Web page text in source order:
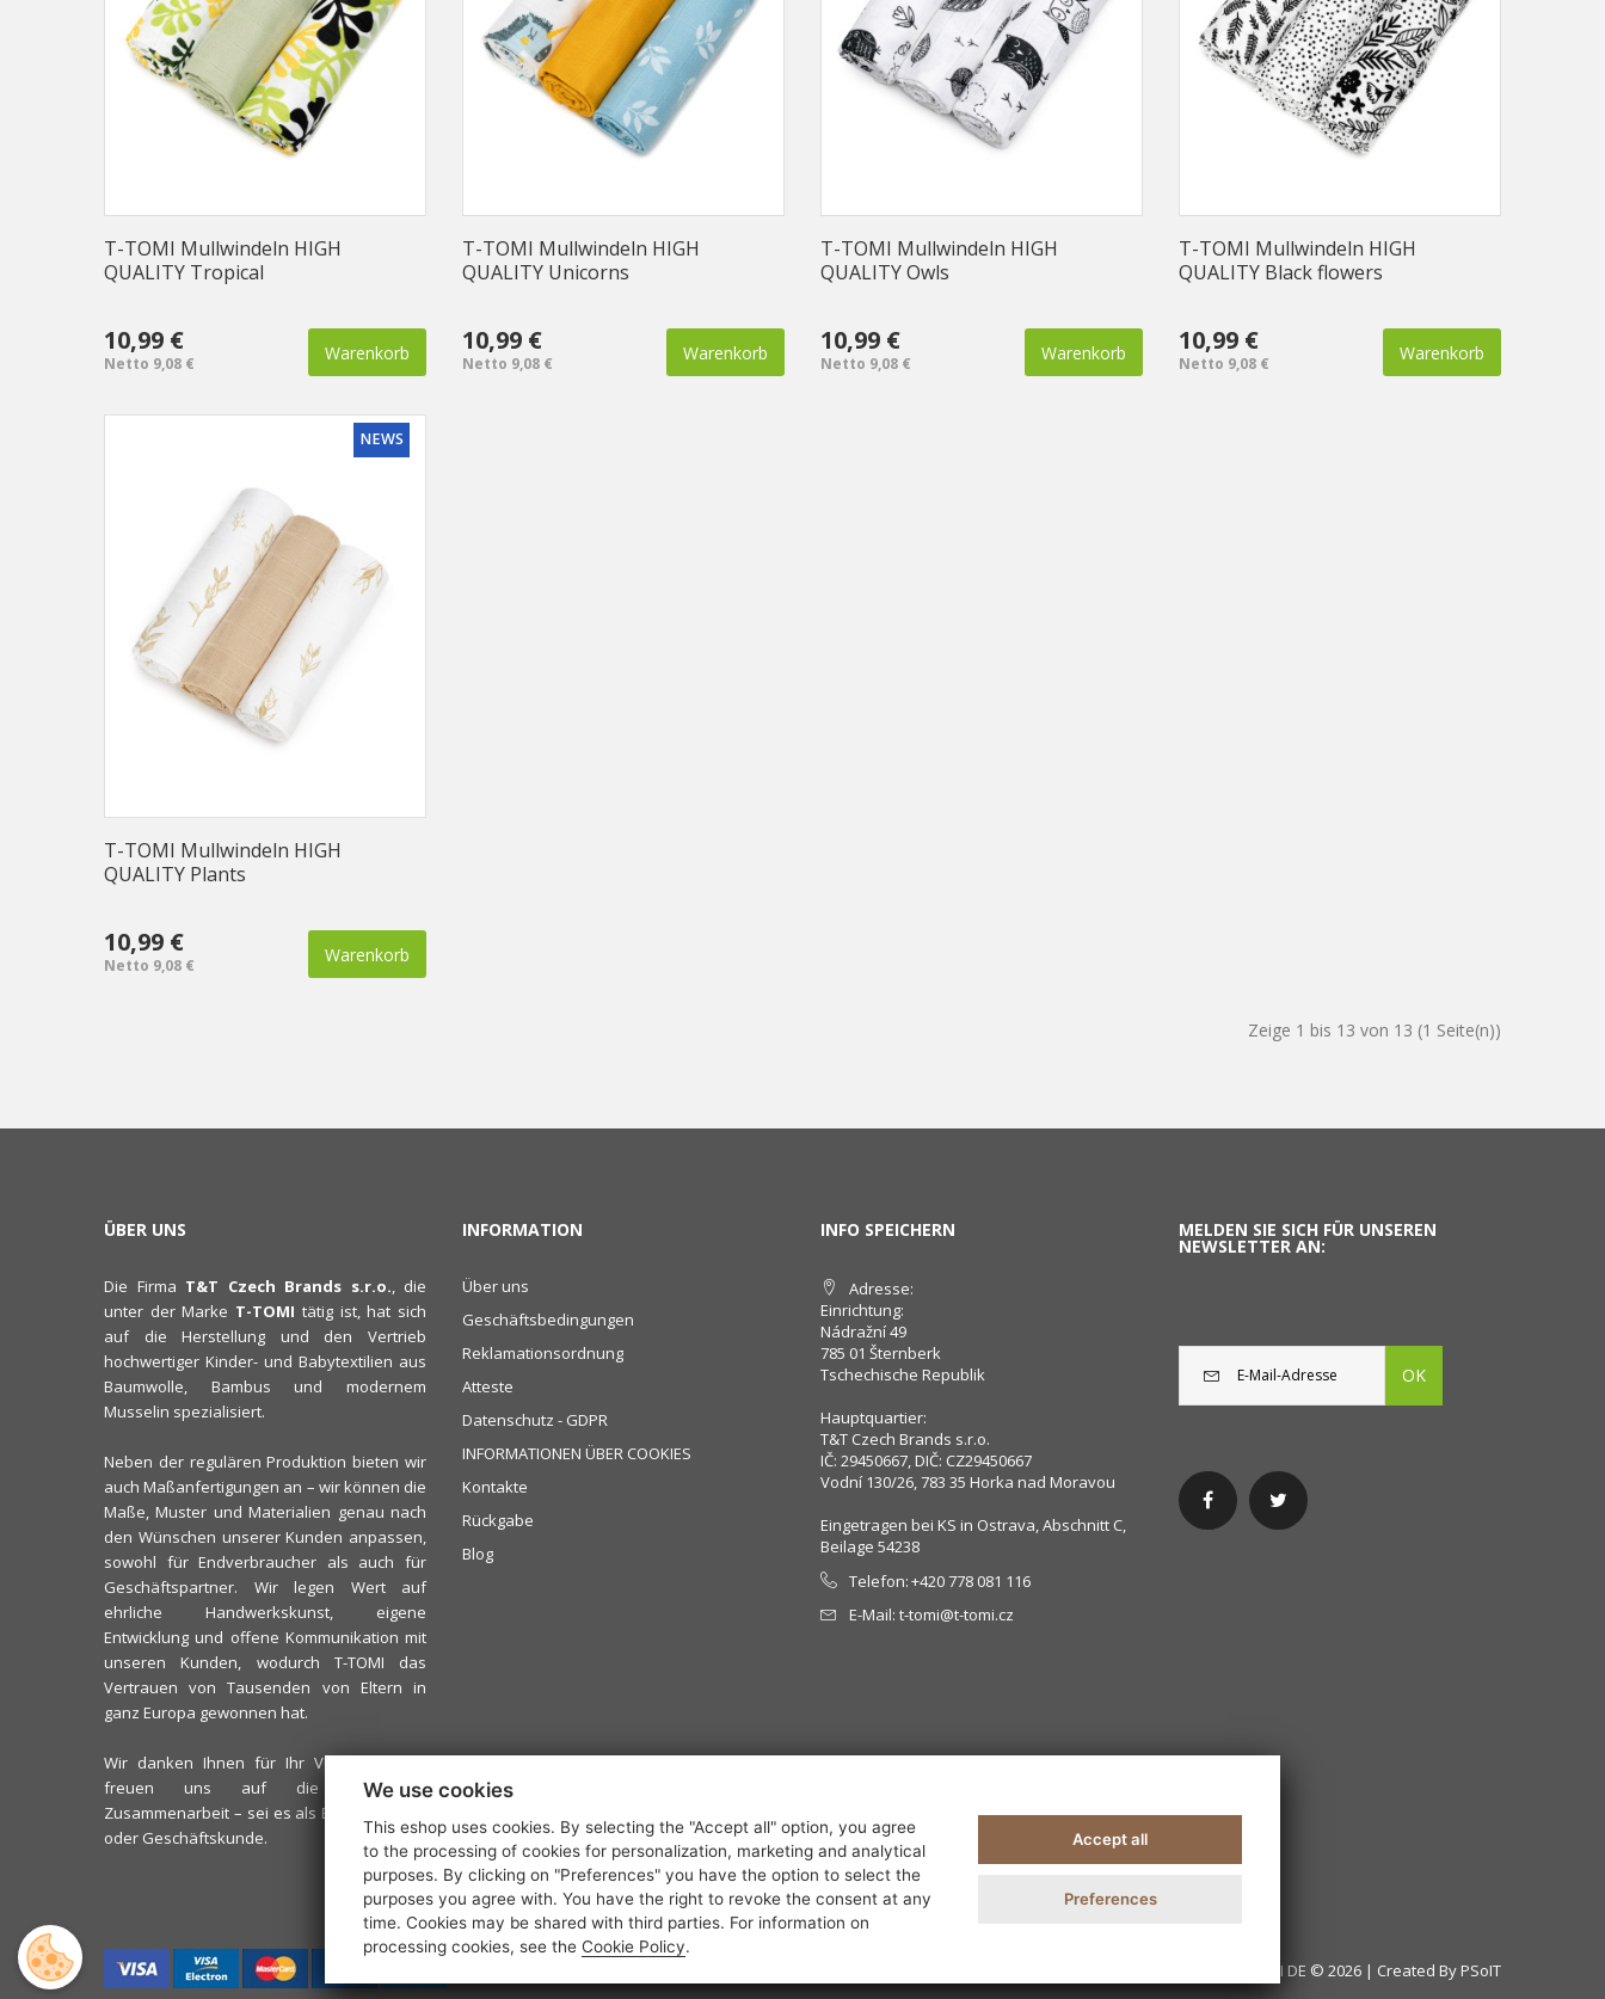
T-TOMI Mullwindeln HIGH
QUALITY Tropical
10,99 €
Netto 9,08 € Warenkorb
T-TOMI Mullwindeln HIGH
QUALITY Unicorns
10,99 €
Netto 9,08 € Warenkorb
T-TOMI Mullwindeln HIGH
QUALITY Owls
10,99 €
Netto 9,08 € Warenkorb
T-TOMI Mullwindeln HIGH
QUALITY Black flowers
10,99 €
Netto 9,08 € Warenkorb
NEWS
T-TOMI Mullwindeln HIGH
QUALITY Plants
10,99 €
Netto 9,08 € Warenkorb
Zeige 1 bis 13 von 13 (1 Seite(n))
ÜBER UNS
Die Firma T&T Czech Brands s.r.o., die
unter der Marke T-TOMI tätig ist, hat sich
auf die Herstellung und den Vertrieb
hochwertiger Kinder- und Babytextilien aus
Baumwolle, Bambus und modernem
Musselin spezialisiert.
Neben der regulären Produktion bieten wir
auch Maßanfertigungen an – wir können die
Maße, Muster und Materialien genau nach
den Wünschen unserer Kunden anpassen,
sowohl für Endverbraucher als auch für
Geschäftspartner. Wir legen Wert auf
ehrliche Handwerkskunst, eigene
Entwicklung und offene Kommunikation mit
unseren Kunden, wodurch T-TOMI das
Vertrauen von Tausenden von Eltern in
ganz Europa gewonnen hat.
Wir danken Ihnen für Ihr Vertrauen und
freuen uns auf die zukünftige
Zusammenarbeit – sei es als Eltern, Partner
oder Geschäftskunde.
INFORMATION
Über uns
Geschäftsbedingungen
Reklamationsordnung
Atteste
Datenschutz - GDPR
INFORMATIONEN ÜBER COOKIES
Kontakte
Rückgabe
Blog
INFO SPEICHERN
Adresse:
Einrichtung:
Nádražní 49
785 01 Šternberk
Tschechische Republik
Hauptquartier:
T&T Czech Brands s.r.o.
IČ: 29450667, DIČ: CZ29450667
Vodní 130/26, 783 35 Horka nad Moravou
Eingetragen bei KS in Ostrava, Abschnitt C,
Beilage 54238
Telefon:+420 778 081 116
E-Mail: t-tomi@t-tomi.cz
MELDEN SIE SICH FÜR UNSEREN
NEWSLETTER AN:
OK
T-TOMI DE © 2026 | Created ByPSoIT
We use cookies
This eshop uses cookies. By selecting the "Accept all" option, you agree
to the processing of cookies for personalization, marketing and analytical
purposes. By clicking on "Preferences" you have the option to select the
purposes you agree with. You have the right to revoke the consent at any
time. Cookies may be shared with third parties. For information on
processing cookies, see the Cookie Policy.
Accept all
Preferences